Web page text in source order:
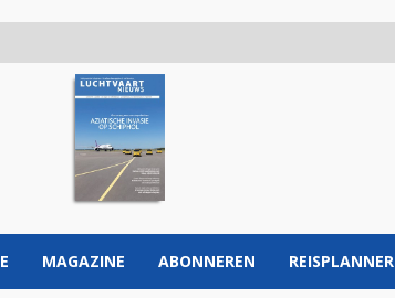
MAGAZINE ABONNEREN REISPLANNER